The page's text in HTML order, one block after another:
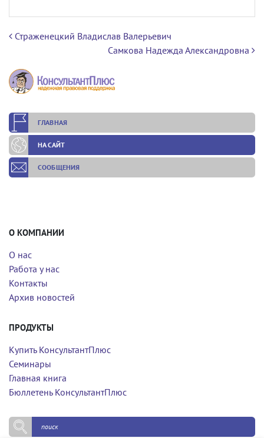
Навигация по записям
Страженецкий Владислав Валерьевич
Самкова Надежда Александровна
ГЛАВНАЯ
НА САЙТ
СООБЩЕНИЯ
О КОМПАНИИ
О нас
Работа у нас
Контакты
Архив новостей
ПРОДУКТЫ
Купить КонсультантПлюс
Семинары
Главная книга
Бюллетень КонсультантПлюс